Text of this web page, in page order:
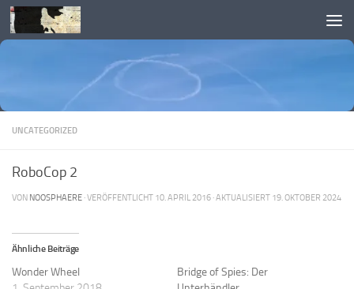
Skip to content
UNCATEGORIZED
RoboCop 2
VON NOOSPHAERE · VERÖFFENTLICHT 10. APRIL 2016 · AKTUALISIERT 19. OKTOBER 2024
Ähnliche Beiträge
Wonder Wheel
Bridge of Spies: Der